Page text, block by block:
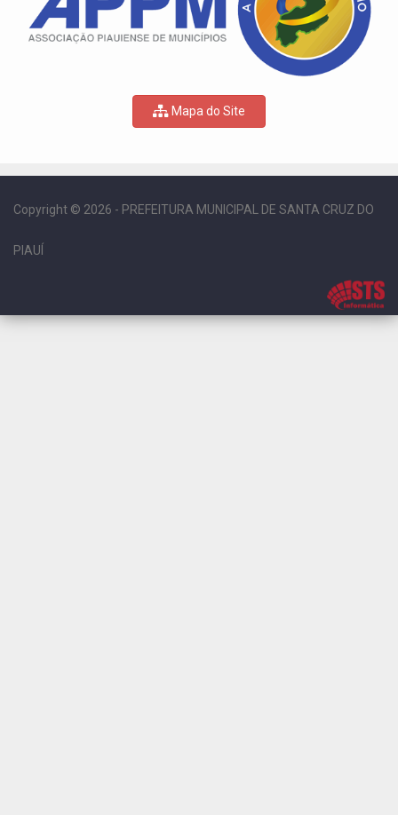
Mapa do Site
Copyright © 2026 - PREFEITURA MUNICIPAL DE SANTA CRUZ DO
PIAUÍ